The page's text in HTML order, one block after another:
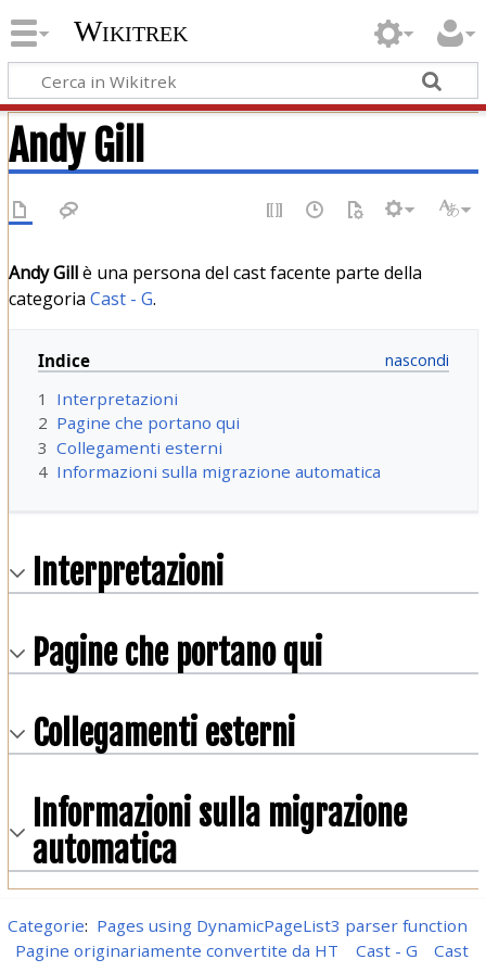
Wikitrek
Andy Gill
Andy Gillè una persona del cast facente parte della
categoria Cast - G.
Indice
1
Interpretazioni
2 Pagine che portano qui
3 Collegamenti esterni
4 Informazioni sulla migrazione automatica
Interpretazioni
Pagine che portano qui
Collegamenti esterni
Informazioni sulla migrazione
automatica
Categorie: Pages using DynamicPageList3 parser function
Pagine originariamente convertite da HT
Cast - G Cast